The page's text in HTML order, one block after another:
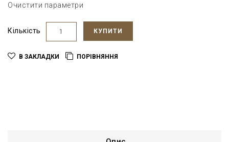
Очистити параметри
Кількість КУПИТИ
В ЗАКЛАДКИ ПОРІВНЯННЯ